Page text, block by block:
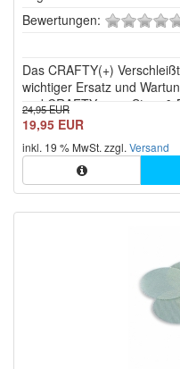
Bewertungen:
Das CRAFTY(+)
wichtiger Ersatz und
und CRAFTY+ von Storz &
Komponenten gehören zu
Zeit verschleißen ...
24,95 EUR
19,95 EUR
inkl. 19 % MwSt. zzgl. Versand